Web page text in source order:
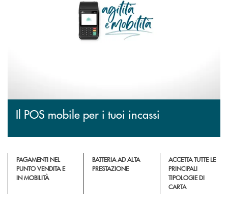
Il POS mobile per i tuoi incassi
PAGAMENTI NEL
PUNTO VENDITA E
IN MOBILITÀ
BATTERIA AD ALTA
PRESTAZIONE
ACCETTA TUTTE LE
PRINCIPALI
TIPOLOGIE DI
CARTA